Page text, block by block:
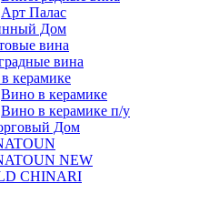
Арт Палас
Дом
вина
вина
керамике
Вино в керамике
Вино в керамике п/у
Дом
NEW
CHINARI